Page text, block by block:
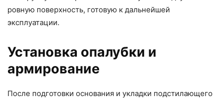
ровную поверхность, готовую к дальнейшей
эксплуатации.
Установка опалубки и
армирование
После подготовки основания и укладки подстилающего